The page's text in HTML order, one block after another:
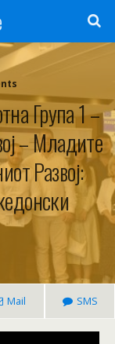
Група 1 –
– Младите
Развој:
Mail SMS